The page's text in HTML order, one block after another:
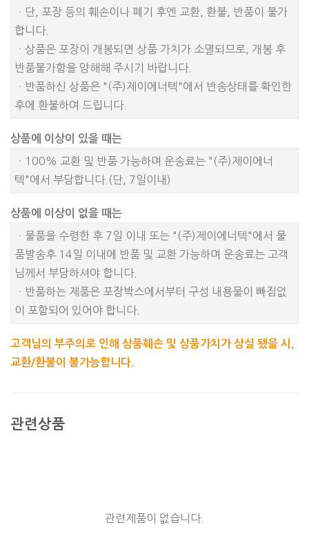
ㆍ단, 포장 등의 훼손이나 폐기 후엔 교환, 환불, 반품이 불가
합니다.
ㆍ상품은 포장이 개봉되면 상품 가치가 소멸되므로, 개봉 후
반품불가함을 양해해 주시기 바랍니다.
ㆍ반품하신 상품은 "(주)제이에너텍"에서 반송상태를 확인한
후에 환불하여 드립니다.
상품에 이상이 있을 때는
ㆍ100% 교환 및 반품 가능하며 운송료는 "(주)제이에너
텍"에서 부담합니다.(단, 7일이내)
상품에 이상이 없을 때는
ㆍ물품을 수령한 후 7일 이내 또는 "(주)제이에너텍"에서 물
품발송후 14일 이내에 반품 및 교환 가능하며 운송료는 고객
님께서 부담하셔야 합니다.
ㆍ반품하는 제품은 포장박스에서부터 구성 내용물이 빠짐없
이 포함되어 있어야 합니다.
고객님의 부주의로 인해 상품훼손 및 상품가치가 상실 됐을 시,
교환/환불이 불가능합니다.
관련상품
관련제품이 없습니다.